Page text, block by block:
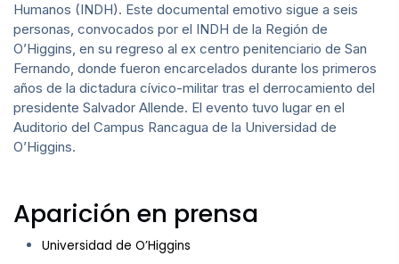
Humanos (INDH). Este documental emotivo sigue a seis
personas, convocados por el INDH de la Región de
O’Higgins, en su regreso al ex centro penitenciario de San
Fernando, donde fueron encarcelados durante los primeros
años de la dictadura cívico-militar tras el derrocamiento del
presidente Salvador Allende. El evento tuvo lugar en el
Auditorio del Campus Rancagua de la Universidad de
O’Higgins.
Aparición en prensa
Universidad de O’Higgins